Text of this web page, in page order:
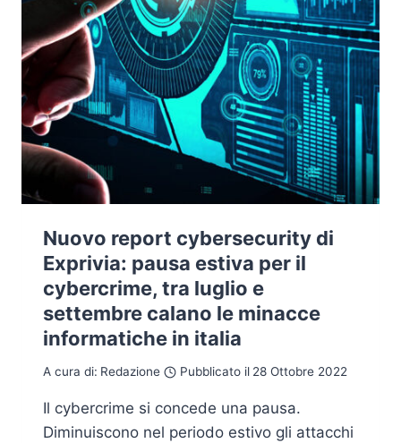
Nuovo report cybersecurity di
Exprivia: pausa estiva per il
cybercrime, tra luglio e
settembre calano le minacce
informatiche in italia
A cura di: Redazione Pubblicato il 28 Ottobre 2022
Il cybercrime si concede una pausa.
Diminuiscono nel periodo estivo gli attacchi